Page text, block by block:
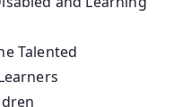
Talented